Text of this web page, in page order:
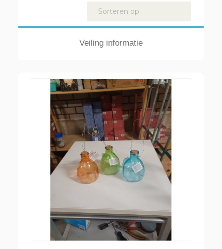
Kavels
Veiling informatie
Sorteren op